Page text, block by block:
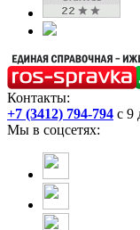
Контакты:
+7 (3412) 794-794 с 9
Мы в соцсетях: